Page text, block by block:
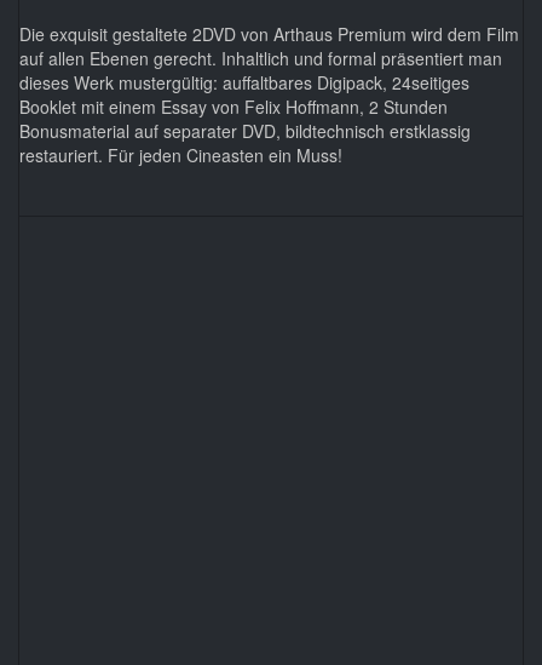
Die exquisit gestaltete 2DVD von Arthaus Premium wird dem Film
auf allen Ebenen gerecht. Inhaltlich und formal präsentiert man
dieses Werk mustergültig: auffaltbares Digipack, 24seitiges
Booklet mit einem Essay von Felix Hoffmann, 2 Stunden
Bonusmaterial auf separater DVD, bildtechnisch erstklassig
restauriert. Für jeden Cineasten ein Muss!